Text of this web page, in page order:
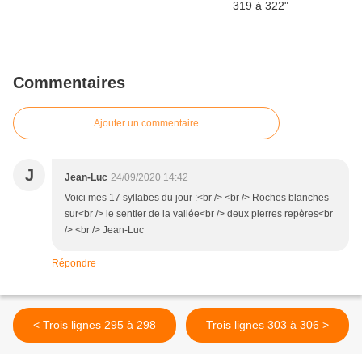
Commentaires
Ajouter un commentaire
J Jean-Luc 24/09/2020 14:42
Voici mes 17 syllabes du jour :<br /> <br /> Roches blanches
sur<br /> le sentier de la vallée<br /> deux pierres repères<br
/> <br /> Jean-Luc
Répondre
< Trois lignes 295 à 298 Trois lignes 303 à 306 >